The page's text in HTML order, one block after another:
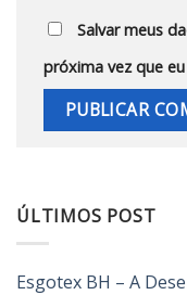
Salvar meus
próxima vez que
ÚLTIMOS POST
Esgotex BH – A